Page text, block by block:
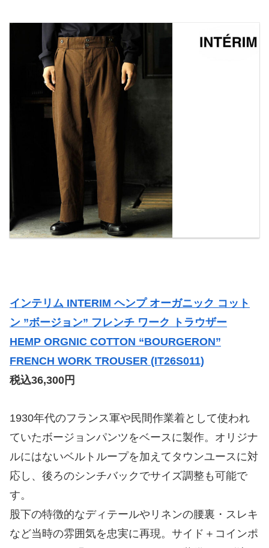
インテリム INTERIM ヘンプ オーガニック コット
ン ”ボージョン” フレンチ ワーク トラウザー
HEMP ORGNIC COTTON “BOURGERON”
FRENCH WORK TROUSER (IT26S011)
税込36,300円
1930年代のフランス軍や民間作業着として使われ
ていたボージョンパンツをベースに製作。オリジナ
ルにはないベルトループを加えてタウンユースに対
応し、後ろのシンチバックでサイズ調整も可能で
す。
股下の特徴的なディテールやリネンの腰裏・スレキ
など当時の雰囲気を忠実に再現。サイド＋コインポ